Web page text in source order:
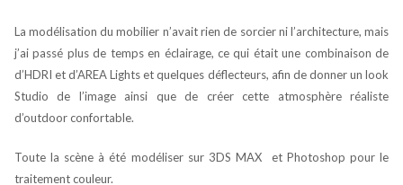
La modélisation du mobilier n’avait rien de sorcier ni l’architecture, mais
j’ai passé plus de temps en éclairage, ce qui était une combinaison de
d’HDRI et d’AREA Lights et quelques déflecteurs, afin de donner un look
Studio de l’image ainsi que de créer cette atmosphère réaliste
d’outdoor confortable.
Toute la scène à été modéliser sur 3DS MAX et Photoshop pour le
traitement couleur.